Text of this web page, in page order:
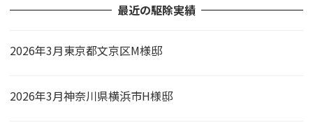
最近の駆除実績
2026年3月東京都文京区M様邸
2026年3月神奈川県横浜市H様邸